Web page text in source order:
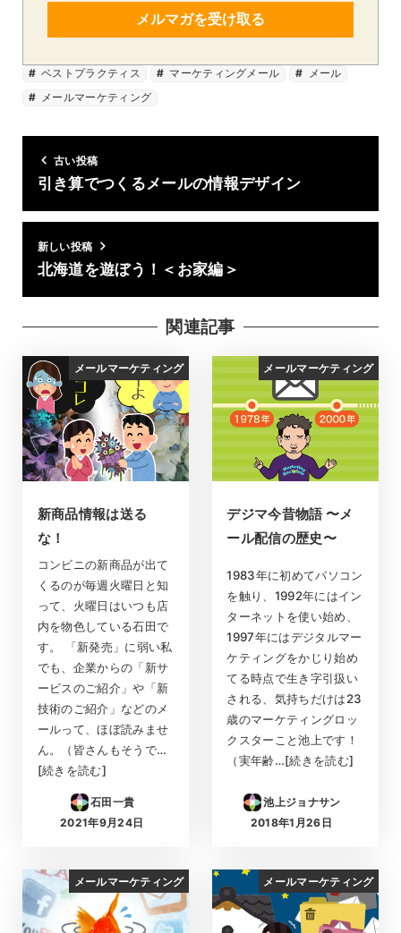
メルマガを受け取る
ベストプラクティス マーケティングメール
メール
メールマーケティング
古い投稿
引き算でつくるメールの情報デザイン
新しい投稿
北海道を遊ぼう！＜お家編＞
関連記事
メールマーケティング
新商品情報は送る
な！
コンビニの新商品が出て
くるのが毎週火曜日と知
って、火曜日はいつも店
内を物色している石田で
す。 「新発売」に弱い私
でも、企業からの「新サ
ービスのご紹介」や「新
技術のご紹介」などのメ
ールって、ほぼ読みませ
ん。（皆さんもそうで…
[続きを読む]
石田一貴
投稿日
2021年9月24日
メールマーケティング
デジマ今昔物語 〜メ
ール配信の歴史〜
1983年に初めてパソコン
を触り、1992年にはイン
ターネットを使い始め、
1997年にはデジタルマー
ケティングをかじり始め
てる時点で生き字引扱い
される、気持ちだけは23
歳のマーケティングロッ
クスターこと池上です！
（実年齢…[続きを読む]
池上ジョナサン
投稿日
2018年1月26日
メールマーケティング メールマーケティング